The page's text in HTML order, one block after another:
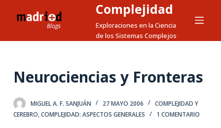
Complejidad
Exploraciones en la Ciencia
de los Sistemas Complejos
Neurociencias y Fronteras
MIGUEL A. F. SANJUÁN 27 MAYO 2006
COMPLEJIDAD Y
CEREBRO,COMPLEJIDAD: ASPECTOS GENERALES 1 COMENTARIO